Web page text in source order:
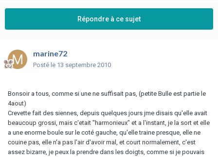
Répondre à ce sujet
marine72
Posté le 13 septembre 2010
Bonsoir a tous, comme si une ne suffisait pas, (petite Bulle est partie le
4aout)
Crevette fait des siennes, depuis quelques jours jme disais qu'elle avait
beaucoup grossi, mais c'etait "harmonieux" et a l'instant, je la sort et elle
a une enorme boule sur le coté gauche, qu'elle traine presque, elle ne
couine pas, elle n'a pas l'air d'avoir mal, et court normalement, c'est
assez bizarre, je peux la prendre dans les doigts, comme si je pouvais